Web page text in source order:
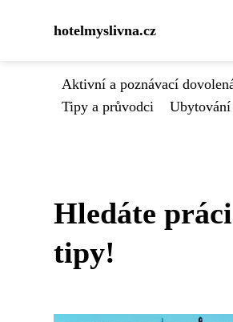
hotelmyslivna.cz
Aktivní a poznávací
Tipy a průvodci
Hledáte
tipy!